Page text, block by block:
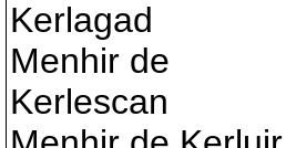
Kerlagad
Menhir de
Kerlescan